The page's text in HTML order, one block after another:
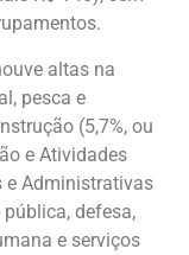
altas na
pesca e
(5,7%, ou
e Atividades
e Administrativas
defesa,
e serviços